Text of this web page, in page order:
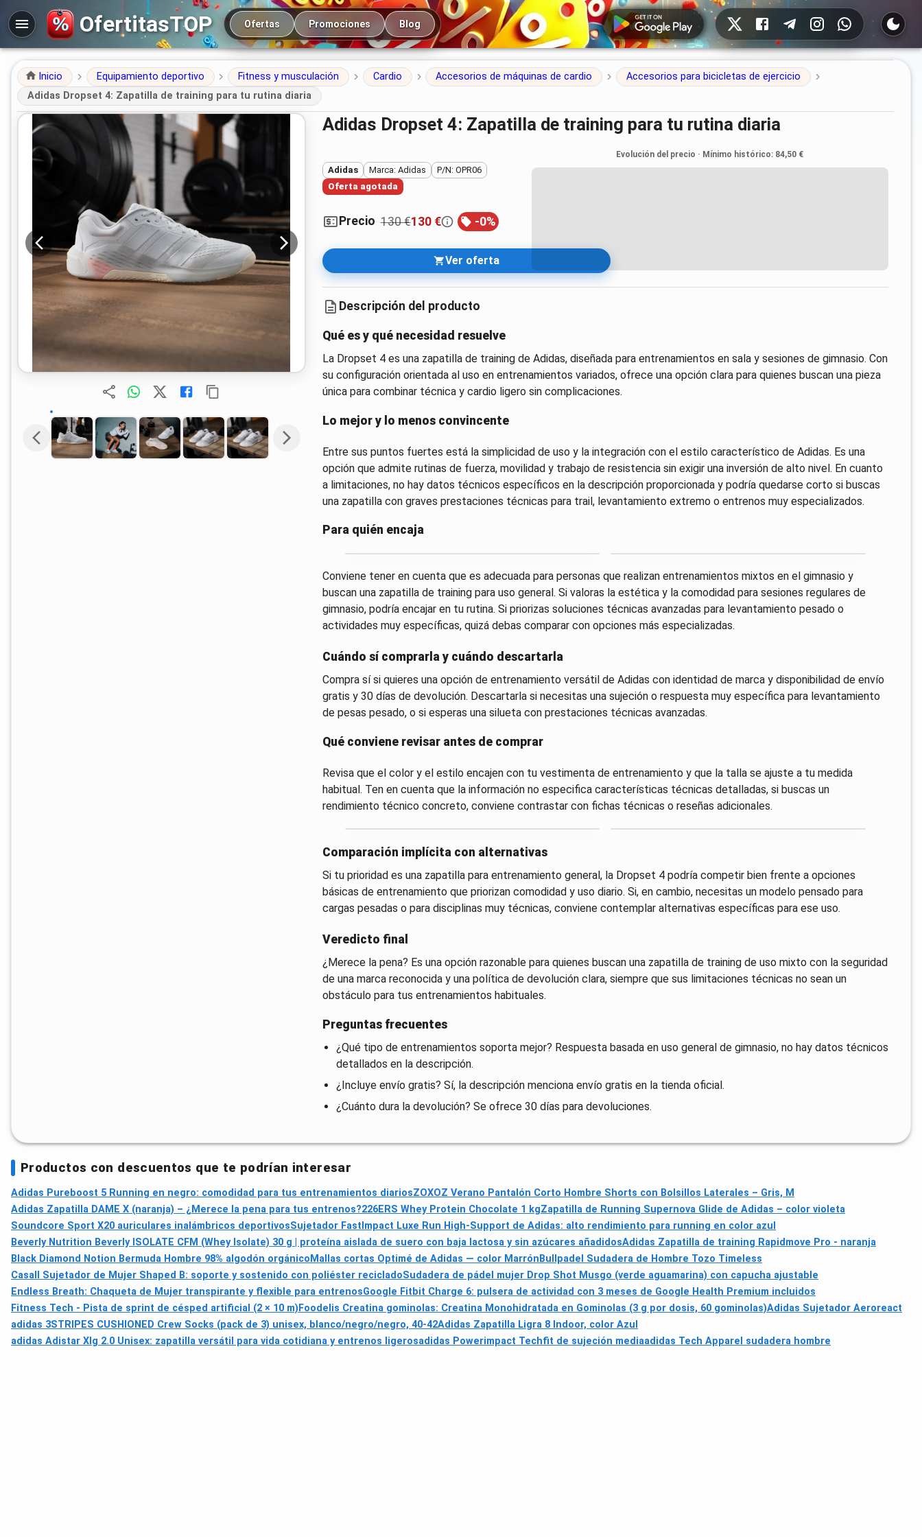
OfertitasTOP Navegación principal
Ofertas Promociones Blog
Redes sociales
Inicio Equipamiento deportivo Fitness y musculación Cardio Accesorios de máquinas de cardio
Accesorios para bicicletas de ejercicio
Adidas Dropset 4: Zapatilla de training para tu rutina diaria
Adidas Dropset 4: Zapatilla de training para tu rutina diaria
Adidas Marca: Adidas
P/N: OPR06
Oferta agotada
Precio 130 €130 € -0%
Ver oferta
Evolución del precio · Mínimo histórico: 84,50 €
Descripción del producto
Qué es y qué necesidad resuelve
La Dropset 4 es una zapatilla de training de Adidas, diseñada para entrenamientos en sala y sesiones de gimnasio. Con
su configuración orientada al uso en entrenamientos variados, ofrece una opción clara para quienes buscan una pieza
única para combinar técnica y cardio ligero sin complicaciones.
Lo mejor y lo menos convincente
Entre sus puntos fuertes está la simplicidad de uso y la integración con el estilo característico de Adidas. Es una
opción que admite rutinas de fuerza, movilidad y trabajo de resistencia sin exigir una inversión de alto nivel. En cuanto
a limitaciones, no hay datos técnicos específicos en la descripción proporcionada y podría quedarse corto si buscas
una zapatilla con graves prestaciones técnicas para trail, levantamiento extremo o entrenos muy especializados.
Para quién encaja
Conviene tener en cuenta que es adecuada para personas que realizan entrenamientos mixtos en el gimnasio y
buscan una zapatilla de training para uso general. Si valoras la estética y la comodidad para sesiones regulares de
gimnasio, podría encajar en tu rutina. Si priorizas soluciones técnicas avanzadas para levantamiento pesado o
actividades muy específicas, quizá debas comparar con opciones más especializadas.
Cuándo sí comprarla y cuándo descartarla
Compra sí si quieres una opción de entrenamiento versátil de Adidas con identidad de marca y disponibilidad de envío
gratis y 30 días de devolución. Descartarla si necesitas una sujeción o respuesta muy específica para levantamiento
de pesas pesado, o si esperas una silueta con prestaciones técnicas avanzadas.
Qué conviene revisar antes de comprar
Revisa que el color y el estilo encajen con tu vestimenta de entrenamiento y que la talla se ajuste a tu medida
habitual. Ten en cuenta que la información no especifica características técnicas detalladas, si buscas un
rendimiento técnico concreto, conviene contrastar con fichas técnicas o reseñas adicionales.
Comparación implícita con alternativas
Si tu prioridad es una zapatilla para entrenamiento general, la Dropset 4 podría competir bien frente a opciones
básicas de entrenamiento que priorizan comodidad y uso diario. Si, en cambio, necesitas un modelo pensado para
cargas pesadas o para disciplinas muy técnicas, conviene contemplar alternativas específicas para ese uso.
Veredicto final
¿Merece la pena? Es una opción razonable para quienes buscan una zapatilla de training de uso mixto con la seguridad
de una marca reconocida y una política de devolución clara, siempre que sus limitaciones técnicas no sean un
obstáculo para tus entrenamientos habituales.
Preguntas frecuentes
¿Qué tipo de entrenamientos soporta mejor? Respuesta basada en uso general de gimnasio, no hay datos técnicos
detallados en la descripción.
¿Incluye envío gratis? Sí, la descripción menciona envío gratis en la tienda oficial.
¿Cuánto dura la devolución? Se ofrece 30 días para devoluciones.
Productos con descuentos que te podrían interesar
Adidas Pureboost 5 Running en negro: comodidad para tus entrenamientos diariosZOXOZ Verano Pantalón Corto Hombre Shorts con Bolsillos Laterales – Gris, M
Adidas Zapatilla DAME X (naranja) – ¿Merece la pena para tus entrenos?226ERS Whey Protein Chocolate 1 kgZapatilla de Running Supernova Glide de Adidas – color violeta
Soundcore Sport X20 auriculares inalámbricos deportivosSujetador FastImpact Luxe Run High-Support de Adidas: alto rendimiento para running en color azul
Beverly Nutrition Beverly ISOLATE CFM (Whey Isolate) 30 g | proteína aislada de suero con baja lactosa y sin azúcares añadidosAdidas Zapatilla de training Rapidmove Pro - naranja
Black Diamond Notion Bermuda Hombre 98% algodón orgánico Mallas cortas Optimé de Adidas — color Marrón Bullpadel Sudadera de Hombre Tozo Timeless
Casall Sujetador de Mujer Shaped B: soporte y sostenido con poliéster recicladoSudadera de pádel mujer Drop Shot Musgo (verde aguamarina) con capucha ajustable
Endless Breath: Chaqueta de Mujer transpirante y flexible para entrenosGoogle Fitbit Charge 6: pulsera de actividad con 3 meses de Google Health Premium incluidos
Fitness Tech - Pista de sprint de césped artificial (2 × 10 m) Foodelis Creatina gominolas: Creatina Monohidratada en Gominolas (3 g por dosis, 60 gominolas)Adidas Sujetador Aeroreact
adidas 3STRIPES CUSHIONED Crew Socks (pack de 3) unisex, blanco/negro/negro, 40-42Adidas Zapatilla Ligra 8 Indoor, color Azul
adidas Adistar Xlg 2.0 Unisex: zapatilla versátil para vida cotidiana y entrenos ligerosadidas Powerimpact Techfit de sujeción mediaadidas Tech Apparel sudadera hombre